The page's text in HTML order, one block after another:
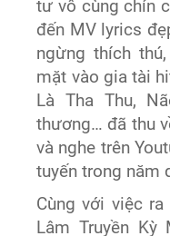
tư vô cùng chỉn
đến MV lyrics
ngừng thích
mặt vào gia tài
Là Tha Thu,
thương… đã thu
và nghe trên
tuyến trong năm
Cùng với việc
Lâm Truyền Kỳ